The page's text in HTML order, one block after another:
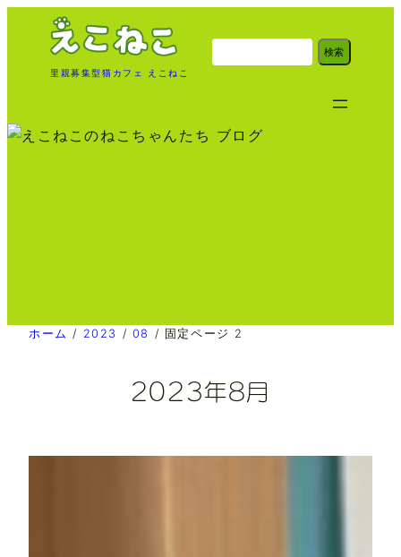
ッ
里親募集型猫カフェ えこねこ
検
索
検索
ホーム / 2023 / 08 / 固定ページ 2
2023年8月